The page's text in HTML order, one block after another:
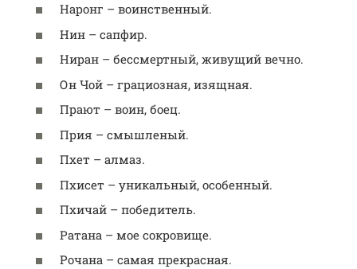
Наронг – воинственный.
Нин – сапфир.
Ниран – бессмертный, живущий вечно.
Он Чой – грациозная, изящная.
Прают – воин, боец.
Прия – смышленый.
Пхет – алмаз.
Пхисет – уникальный, особенный.
Пхичай – победитель.
Ратана – мое сокровище.
Рочана – самая прекрасная.